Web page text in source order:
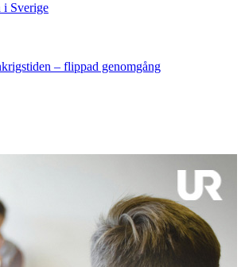
i Sverige
– flippad genomgång